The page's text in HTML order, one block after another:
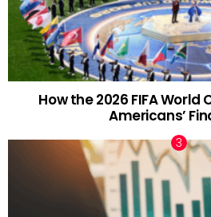
How the 2026 FIFA
Americans’